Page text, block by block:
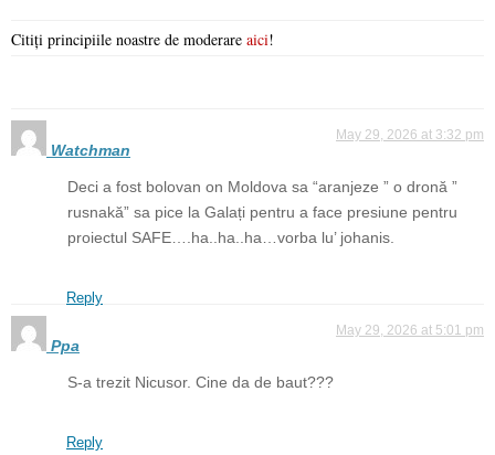
Citiți principiile noastre de moderare aici!
Watchman
May 29, 2026 at 3:32 pm
Deci a fost bolovan on Moldova sa “aranjeze ” o dronă ”
rusnakă” sa pice la Galați pentru a face presiune pentru
proiectul SAFE….ha..ha..ha…vorba lu’ johanis.
Reply
Ppa
May 29, 2026 at 5:01 pm
S-a trezit Nicusor. Cine da de baut???
Reply